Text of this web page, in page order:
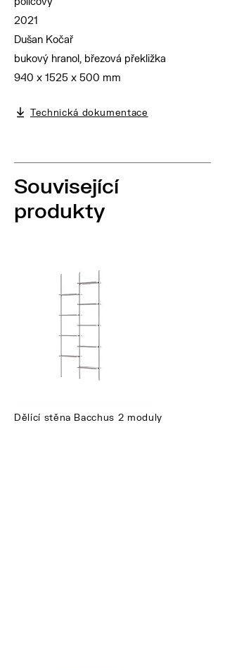
2021
Dušan Kočař
bukový hranol, březová překližka
940 x 1525 x 500 mm
Technická dokumentace
Související
produkty
Dělící stěna Bacchus 2 moduly